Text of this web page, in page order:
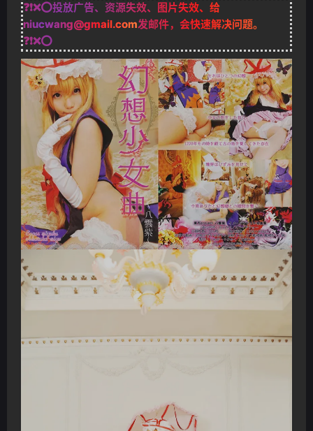
❓❗❌⭕投放广告、资源失效、图片失效、给
niucwang@gmail.com发邮件，会快速解决问题。
❓❗❌⭕